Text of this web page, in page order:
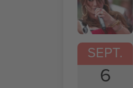
SEPT.
6